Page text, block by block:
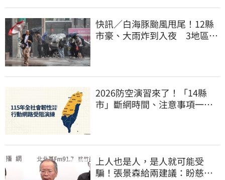
快訊／白海豚颱風甩尾！12縣
市豪、大雨炸到入夜 3地區有
2026防空演習來了！「14縣
市」斷網時間、注意事項一次
上人也是人，是人就可能受
騙！張景森給兩建議：盼慈濟